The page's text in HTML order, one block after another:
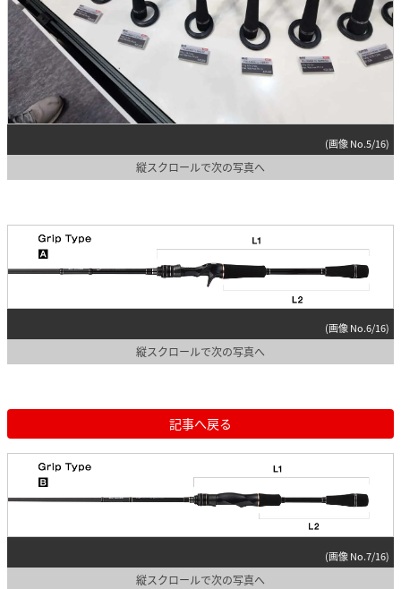
(画像 No.5/16)
縦スクロールで次の写真へ
(画像 No.6/16)
縦スクロールで次の写真へ
記事へ戻る
(画像 No.7/16)
縦スクロールで次の写真へ